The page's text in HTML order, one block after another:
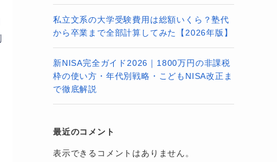
私立文系の大学受験費用は総額いくら？塾代
から卒業まで全部計算してみた【2026年版】
新NISA完全ガイド2026｜1800万円の非課税
枠の使い方・年代別戦略・こどもNISA改正ま
で徹底解説
最近のコメント
表示できるコメントはありません。